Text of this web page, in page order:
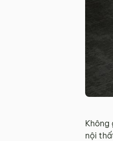
Không
nội